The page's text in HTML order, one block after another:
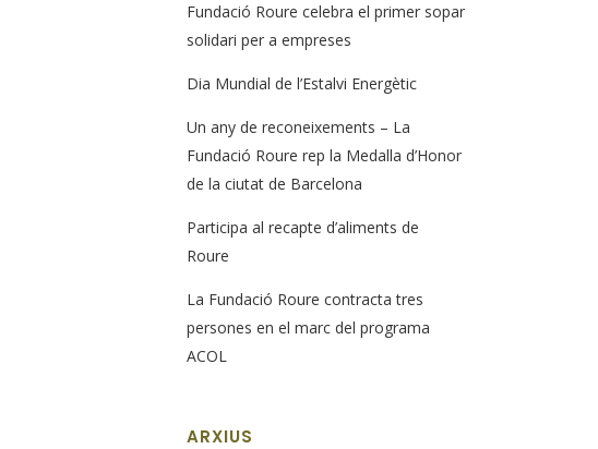
Fundació Roure celebra el primer sopar
solidari per a empreses
Dia Mundial de l’Estalvi Energètic
Un any de reconeixements – La
Fundació Roure rep la Medalla d’Honor
de la ciutat de Barcelona
Participa al recapte d’aliments de
Roure
La Fundació Roure contracta tres
persones en el marc del programa
ACOL
ARXIUS